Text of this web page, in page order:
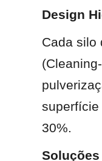
Design
Cada silo
superfície
30%.